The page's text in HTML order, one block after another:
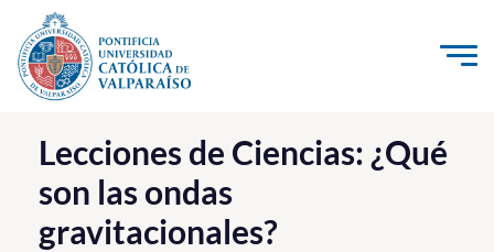
Click acá para ir directamente al contenido
La Universidad
Investigación, Creación e Innovación
PUCV Internacional
Lecciones de Ciencias: ¿Qué
son las ondas
gravitacionales?